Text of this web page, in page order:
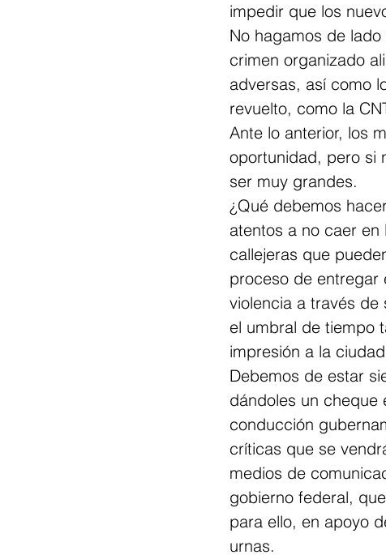
impedir que los
No hagamos de
crimen organizado
adversas, así como
revuelto, como la
Ante lo anterior, los
oportunidad, pero si
ser muy grandes.
¿Qué debemos
atentos a no caer
callejeras que
proceso de entregar
violencia a través
el umbral de tiempo
impresión a la
Debemos de estar
dándoles un cheque
conducción
críticas que se
medios de
gobierno federal,
para ello, en apoyo
urnas.